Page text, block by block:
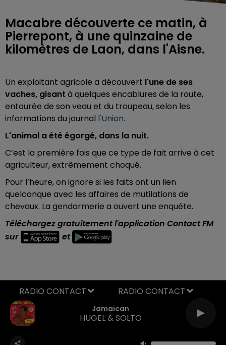
Macabre découverte ce matin, à
Pierrepont, à une quinzaine de
kilomètres de Laon, dans l'Aisne.
Un exploitant agricole a découvert l'une de ses
vaches, gisant à quelques encablures de la route,
entourée de son veau et du troupeau, selon les
informations du journal l'Union.
L'animal a été égorgé, dans la nuit.
C’est la première fois que ce type de fait arrive à cet
agriculteur, extrêmement choqué.
Pour l’heure, on ignore si les faits ont un lien
quelconque avec les affaires de mutilations de
chevaux. La gendarmerie a ouvert une enquête.
Téléchargez gratuitement l'application Contact FM
sur
et
Jamaican
HUGEL & SOLTO
RADIO CONTACT